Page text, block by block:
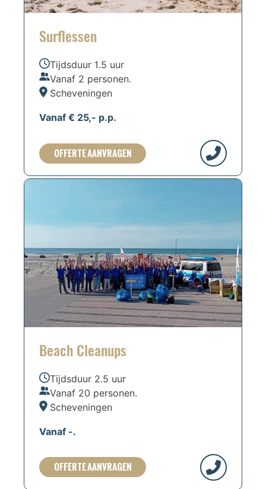
Surflessen
Tijdsduur 1.5 uur
Vanaf 2 personen.
Scheveningen
Vanaf € 25,- p.p.
OFFERTE AANVRAGEN
Beach Cleanups
Tijdsduur 2.5 uur
Vanaf 20 personen.
Scheveningen
Vanaf -.
OFFERTE AANVRAGEN